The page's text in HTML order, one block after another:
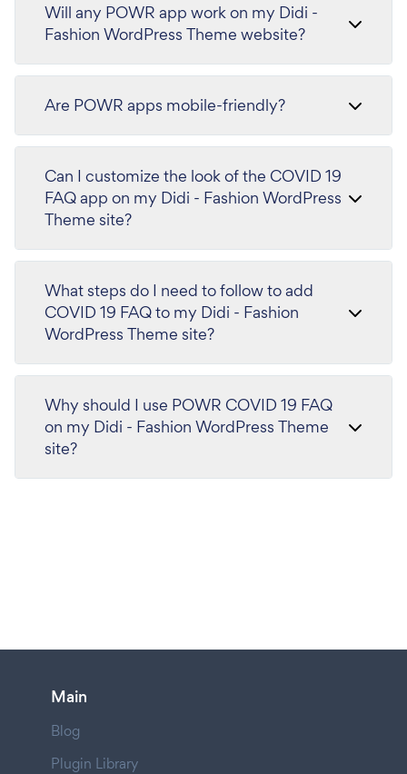
Will any POWR app work on my Didi -
Fashion WordPress Theme website?
Are POWR apps mobile-friendly?
Can I customize the look of the COVID 19
FAQ app on my Didi - Fashion WordPress
Theme site?
What steps do I need to follow to add
COVID 19 FAQ to my Didi - Fashion
WordPress Theme site?
Why should I use POWR COVID 19 FAQ
on my Didi - Fashion WordPress Theme
site?
Main
Blog
Plugin Library